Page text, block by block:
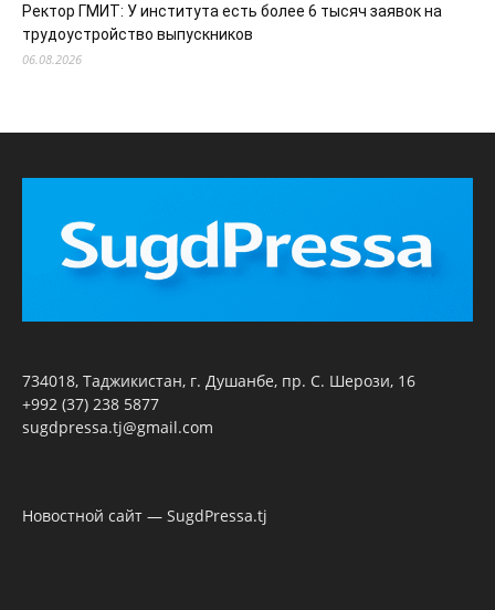
Ректор ГМИТ: У института есть более 6 тысяч заявок на
трудоустройство выпускников
06.08.2026
734018, Таджикистан, г. Душанбе, пр. С. Шерози, 16
+992 (37) 238 5877
sugdpressa.tj@gmail.com
Новостной сайт — SugdPressa.tj